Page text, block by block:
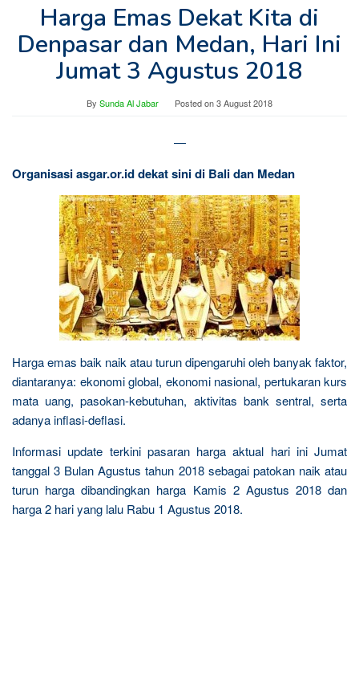
Harga Emas Dekat Kita di
Denpasar dan Medan, Hari Ini
Jumat 3 Agustus 2018
By Sunda Al Jabar Posted on3 August 2018
—
Organisasi asgar.or.id dekat sini di Bali dan Medan
Harga emas baik naik atau turun dipengaruhi oleh banyak faktor,
diantaranya: ekonomi global, ekonomi nasional, pertukaran kurs
mata uang, pasokan-kebutuhan, aktivitas bank sentral, serta
adanya inflasi-deflasi.
Informasi update terkini pasaran harga aktual hari ini Jumat
tanggal 3 Bulan Agustus tahun 2018 sebagai patokan naik atau
turun harga dibandingkan harga Kamis 2 Agustus 2018 dan
harga 2 hari yang lalu Rabu 1 Agustus 2018.